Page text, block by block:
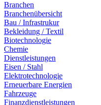
Branchen
Branchenübersicht
Bau / Infrastrukur
Bekleidung / Textil
Biotechnologie
Chemie
Dienstleistungen
Eisen / Stahl
Elektrotechnologie
Erneuerbare Energien
Fahrzeuge
Finanzdienstleistungen